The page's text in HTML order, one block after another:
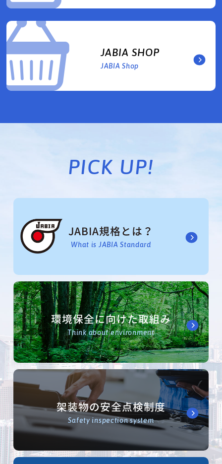
JABIA SHOP
JABIA Shop
PICK UP!
JABIA規格とは？
What is JABIA Standard
環境保全に向けた取組み
Think about environment
架装物の安全点検制度
Safety inspection system